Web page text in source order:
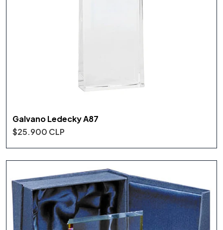
Galvano Ledecky A87
$25.900 CLP